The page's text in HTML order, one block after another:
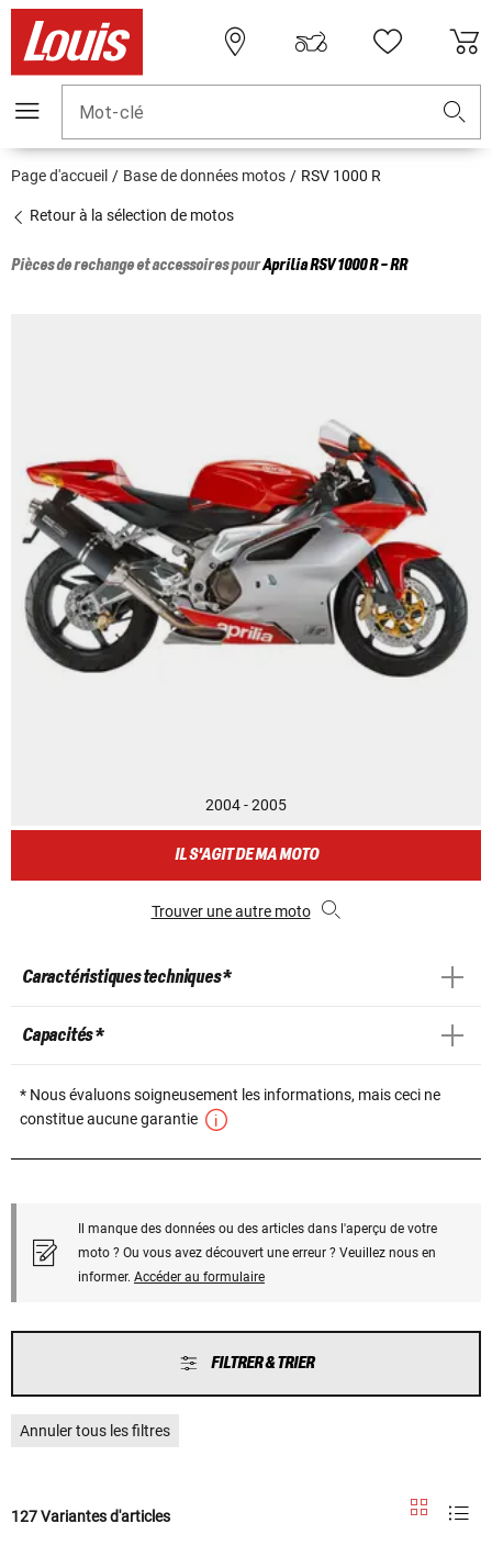
Mot-clé
Page d'accueil Base de données motos RSV 1000 R
Retour à la sélection de motos
Pièces de rechange et accessoires pourApriliaRSV 1000 R - RR
2004 - 2005
IL S'AGIT DE MA MOTO
Trouver une autre moto
Caractéristiques techniques *
Capacités *
* Nous évaluons soigneusement les informations, mais ceci ne
constitue aucune garantie
Il manque des données ou des articles dans l'aperçu de votre
moto ? Ou vous avez découvert une erreur ? Veuillez nous en
informer. Accéder au formulaire
FILTRER & TRIER
Annuler tous les filtres
127 Variantes d'articles